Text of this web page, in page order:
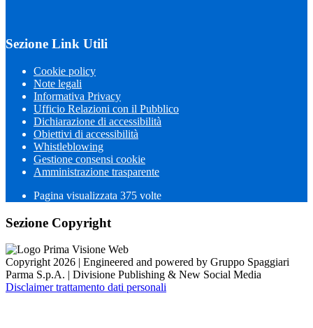
Sezione Link Utili
Cookie policy
Note legali
Informativa Privacy
Ufficio Relazioni con il Pubblico
Dichiarazione di accessibilità
Obiettivi di accessibilità
Whistleblowing
Gestione consensi cookie
Amministrazione trasparente
Pagina visualizzata 375 volte
Sezione Copyright
Copyright 2026 | Engineered and powered by Gruppo Spaggiari
Parma S.p.A. | Divisione Publishing & New Social Media
Disclaimer trattamento dati personali